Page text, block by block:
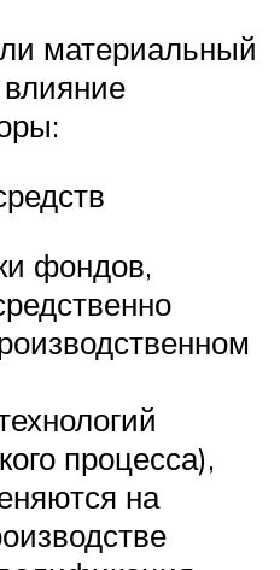
материальный
фондов,
процесса),
на